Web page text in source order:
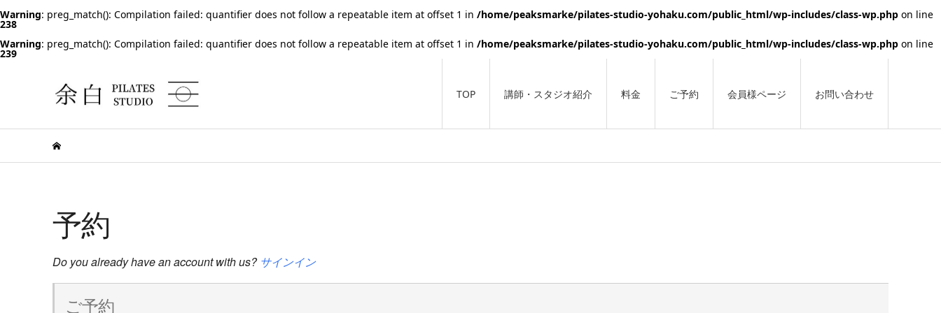
Warning: preg_match(): Compilation failed: quantifier does not follow a repeatable item at offset 1 in /home/peaksmarke/pilates-studio-yohaku.com/public_html/wp-includes/class-wp.php on line
238
Warning: preg_match(): Compilation failed: quantifier does not follow a repeatable item at offset 1 in /home/peaksmarke/pilates-studio-yohaku.com/public_html/wp-includes/class-wp.php on line
239
TOP 講師・スタジオ紹介 料金 ご予約 会員様ページ お問い合わせ
予約
Do you already have an account with us? サインイン
ご予約